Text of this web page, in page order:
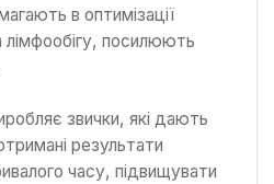
в оптимізації
лімфообігу, посилюють
звички, які дають
результати
часу, підвищувати